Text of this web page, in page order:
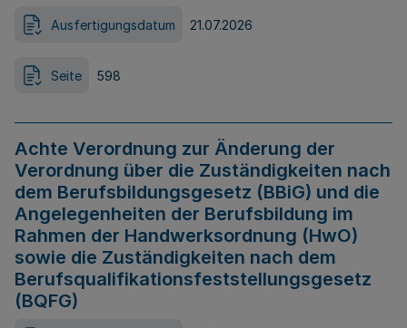
Ausfertigungsdatum 21.07.2026
Seite 598
Achte Verordnung zur Änderung der
Verordnung über die Zuständigkeiten nach
dem Berufsbildungsgesetz (BBiG) und die
Angelegenheiten der Berufsbildung im
Rahmen der Handwerksordnung (HwO)
sowie die Zuständigkeiten nach dem
Berufsqualifikationsfeststellungsgesetz
(BQFG)